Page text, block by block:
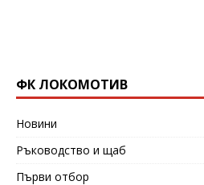
ФК ЛОКОМОТИВ
Новини
Ръководство и щаб
Първи отбор